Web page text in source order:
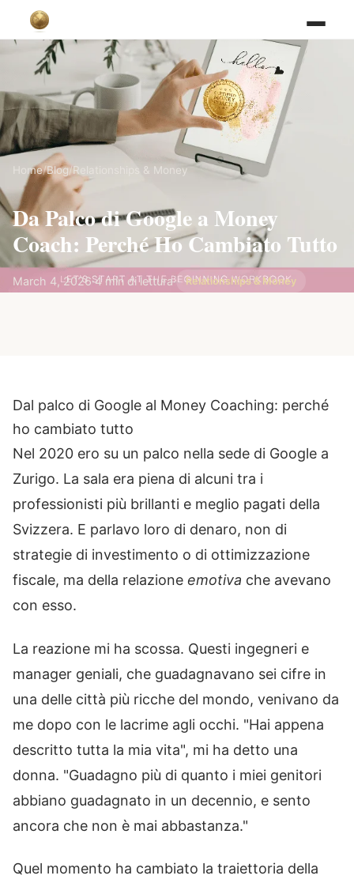
Home/Blog/Relationships & Money
Da Palco di Google a Money
Coach: Perché Ho Cambiato Tutto
March 4, 2026·4 min di lettura· Relationships & Money
Dal palco di Google al Money Coaching: perché
ho cambiato tutto
Nel 2020 ero su un palco nella sede di Google a
Zurigo. La sala era piena di alcuni tra i
professionisti più brillanti e meglio pagati della
Svizzera. E parlavo loro di denaro, non di
strategie di investimento o di ottimizzazione
fiscale, ma della relazione emotiva che avevano
con esso.
La reazione mi ha scossa. Questi ingegneri e
manager geniali, che guadagnavano sei cifre in
una delle città più ricche del mondo, venivano da
me dopo con le lacrime agli occhi. "Hai appena
descritto tutta la mia vita", mi ha detto una
donna. "Guadagno più di quanto i miei genitori
abbiano guadagnato in un decennio, e sento
ancora che non è mai abbastanza."
Quel momento ha cambiato la traiettoria della